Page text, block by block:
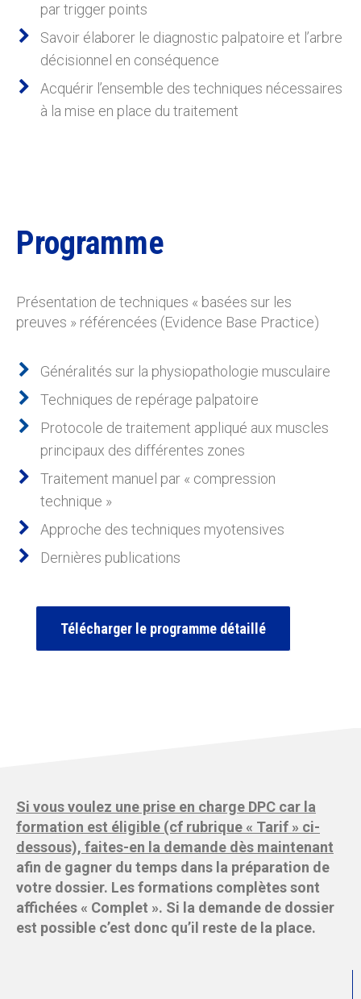
par trigger points
Savoir élaborer le diagnostic palpatoire et l’arbre
décisionnel en conséquence
Acquérir l’ensemble des techniques nécessaires
à la mise en place du traitement
Programme
Présentation de techniques « basées sur les
preuves » référencées (Evidence Base Practice)
Généralités sur la physiopathologie musculaire
Techniques de repérage palpatoire
Protocole de traitement appliqué aux muscles
principaux des différentes zones
Traitement manuel par « compression
technique »
Approche des techniques myotensives
Dernières publications
Télécharger le programme détaillé
Si vous voulez une prise en charge DPC car la
formation est éligible (cf rubrique « Tarif » ci-
dessous), faites-en la demande dès maintenant
afin de gagner du temps dans la préparation de
votre dossier. Les formations complètes sont
affichées « Complet ». Si la demande de dossier
est possible c’est donc qu’il reste de la place.